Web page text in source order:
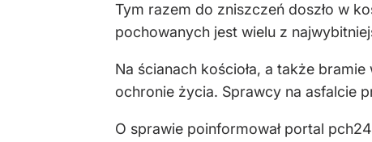
Tym razem do zniszczeń doszło w
pochowanych jest wielu z
Na ścianach kościoła, a także
ochronie życia. Sprawcy na asfalcie
O sprawie poinformował portal